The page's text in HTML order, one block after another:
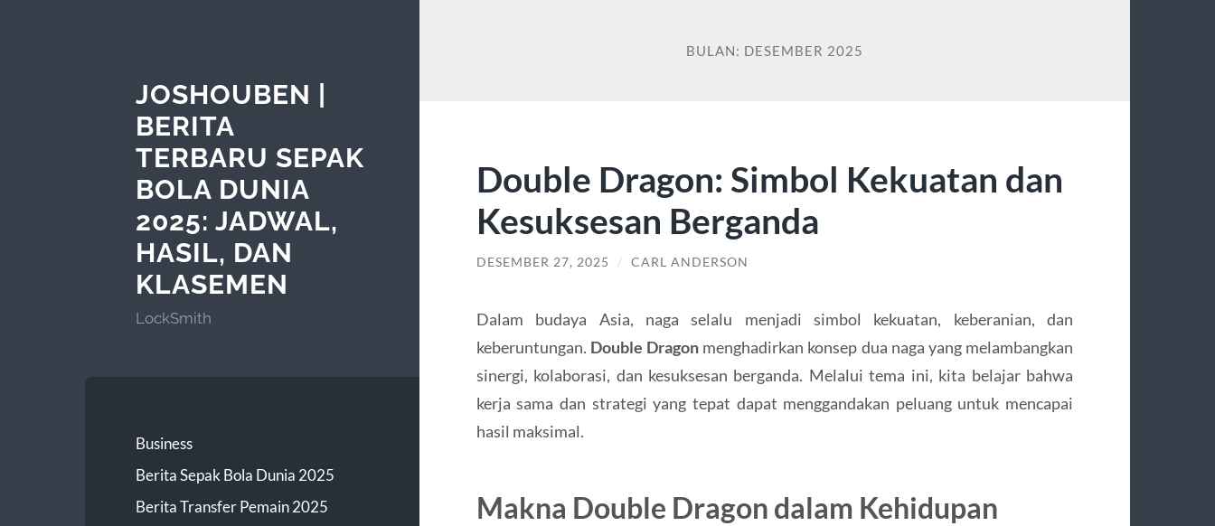
JOSHOUBEN |
BERITA
TERBARU SEPAK
BOLA DUNIA
2025: JADWAL,
HASIL, DAN
KLASEMEN
LockSmith
Business
Berita Sepak Bola Dunia 2025
Berita Transfer Pemain 2025
BULAN: DESEMBER 2025
Double Dragon: Simbol Kekuatan dan
Kesuksesan Berganda
DESEMBER 27, 2025 / CARL ANDERSON
Dalam budaya Asia, naga selalu menjadi simbol kekuatan, keberanian, dan
keberuntungan. Double Dragon menghadirkan konsep dua naga yang melambangkan
sinergi, kolaborasi, dan kesuksesan berganda. Melalui tema ini, kita belajar bahwa
kerja sama dan strategi yang tepat dapat menggandakan peluang untuk mencapai
hasil maksimal.
Makna Double Dragon dalam Kehidupan